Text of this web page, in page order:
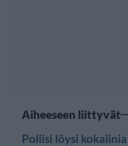
Aiheeseen liittyvät
Poliisi löysi